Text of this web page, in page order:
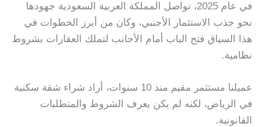
في عام 2025، تواصل المملكة العربية السعودية جهودها
نحو جذب الاستثمار الأجنبي، وكان من أبرز الخطوات في
هذا السياق فتح الباب أمام الأجانب لتملك العقارات بشروط
نظامية.
عميلنا مستثمر مقيم منذ 10 سنوات، أراد شراء شقة سكنية
في الرياض، لكنه لم يكن يعرف الشروط والمتطلبات
القانونية.